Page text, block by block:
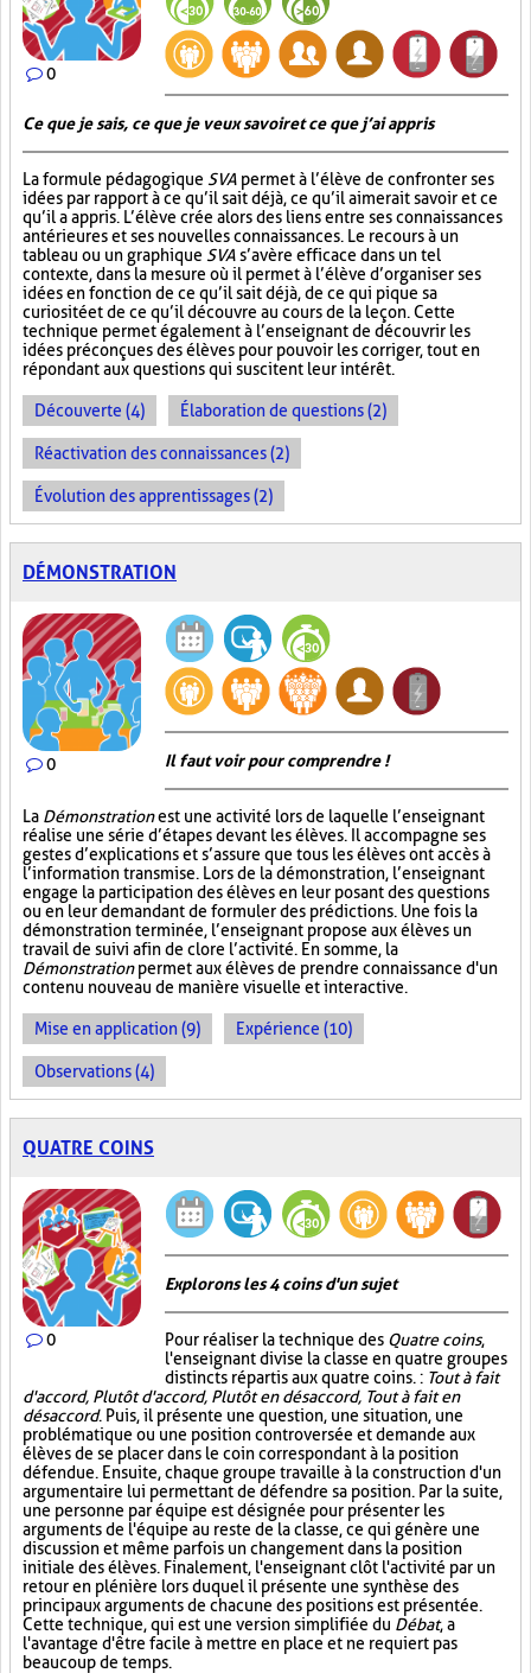
0
Ce que je sais, ce que je veux savoir et ce que j’ai appris
La formule pédagogique SVA permet à l’élève de confronter ses
idées par rapport à ce qu’il sait déjà, ce qu’il aimerait savoir et ce
qu’il a appris. L’élève crée alors des liens entre ses connaissances
antérieures et ses nouvelles connaissances. Le recours à un
tableau ou un graphique SVA s’avère efficace dans un tel
contexte, dans la mesure où il permet à l’élève d’organiser ses
idées en fonction de ce qu’il sait déjà, de ce qui pique sa
curiosité et de ce qu’il découvre au cours de la leçon. Cette
technique permet également à l’enseignant de découvrir les
idées préconçues des élèves pour pouvoir les corriger, tout en
répondant aux questions qui suscitent leur intérêt.
Découverte (4) Élaboration de questions (2)
Réactivation des connaissances (2)
Évolution des apprentissages (2)
DÉMONSTRATION
0 Il faut voir pour comprendre !
La Démonstrationest une activité lors de laquelle l’enseignant
réalise une série d’étapes devant les élèves. Il accompagne ses
gestes d’explications et s’assure que tous les élèves ont accès à
l’information transmise. Lors de la démonstration, l’enseignant
engage la participation des élèves en leur posant des questions
ou en leur demandant de formuler des prédictions. Une fois la
démonstration terminée, l’enseignant propose aux élèves un
travail de suivi afin de clore l’activité. En somme, la
Démonstrationpermet aux élèves de prendre connaissance d'un
contenu nouveau de manière visuelle et interactive.
Mise en application (9) Expérience (10)
Observations (4)
QUATRE COINS
0
Explorons les 4 coins d'un sujet
Pour réaliser la technique des Quatre coins,
l'enseignant divise la classe en quatre groupes
distincts répartis aux quatre coins. : Tout à fait
d'accord, Plutôt d'accord, Plutôt en désaccord, Tout à fait en
désaccord. Puis, il présente une question, une situation, une
problématique ou une position controversée et demande aux
élèves de se placer dans le coin correspondant à la position
défendue. Ensuite, chaque groupe travaille à la construction d'un
argumentaire lui permettant de défendre sa position. Par la suite,
une personne par équipe est désignée pour présenter les
arguments de l'équipe au reste de la classe, ce qui génère une
discussion et même parfois un changement dans la position
initiale des élèves. Finalement, l'enseignant clôt l'activité par un
retour en plénière lors duquel il présente une synthèse des
principaux arguments de chacune des positions est présentée.
Cette technique, qui est une version simplifiée du Débat, a
l'avantage d'être facile à mettre en place et ne requiert pas
beaucoup de temps.